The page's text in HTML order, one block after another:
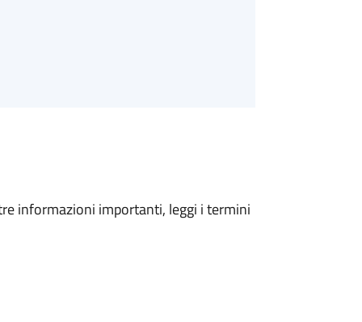
informazioni importanti, leggi i termini